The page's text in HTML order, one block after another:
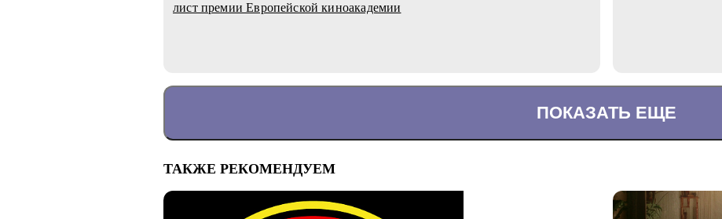
лист премии Европейской киноакадемии
ПОКАЗАТЬ ЕЩЕ
ТАКЖЕ РЕКОМЕНДУЕМ